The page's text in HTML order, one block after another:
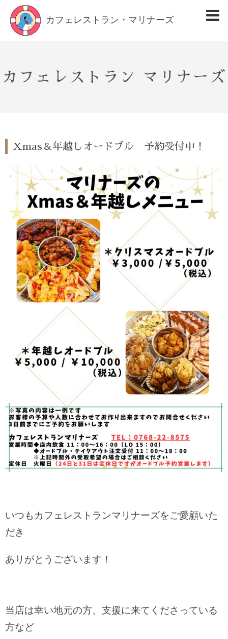
カフェレストラン・マリナーズ
カフェレストラン マリナーズ
Xmas＆年越しオードブル 予約受付中！
いつもカフェレストランマリナーズをご愛顧いた
だき
ありがとうございます！
当店は幸い地元の方、支援に来てくださっている
方など